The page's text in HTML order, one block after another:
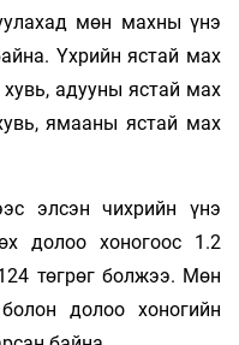
мөн махны үнэ
Үхрийн ястай мах
адууны ястай мах
ямааны ястай мах
элсэн чихрийн үнэ
долоо хоногоос 1.2
төгрөг болжээ. Мөн
долоо хоногийн